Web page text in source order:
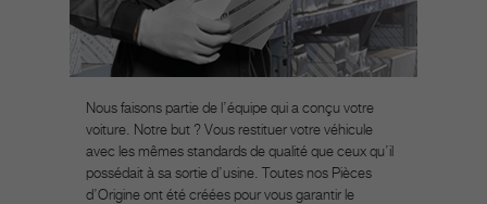
Nous faisons partie de l’équipe qui a conçu votre
voiture. Notre but ? Vous restituer votre véhicule
avec les mêmes standards de qualité que ceux qu’il
possédait à sa sortie d’usine. Toutes nos Pièces
d’Origine ont été créées pour vous garantir le